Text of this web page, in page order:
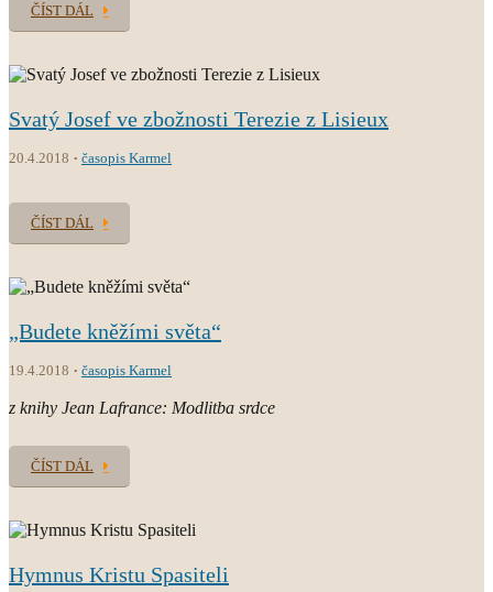
ČÍST DÁL
Svatý Josef ve zbožnosti Terezie z Lisieux
20.4.2018 časopis Karmel
ČÍST DÁL
„Budete kněžími světa“
19.4.2018 časopis Karmel
z knihy Jean Lafrance: Modlitba srdce
ČÍST DÁL
Hymnus Kristu Spasiteli